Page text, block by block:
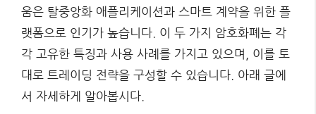
움은 탈중앙화 애플리케이션과 스마트 계약을 위한 플
랫폼으로 인기가 높습니다. 이 두 가지 암호화폐는 각
각 고유한 특징과 사용 사례를 가지고 있으며, 이를 토
대로 트레이딩 전략을 구성할 수 있습니다. 아래 글에
서 자세하게 알아봅시다.